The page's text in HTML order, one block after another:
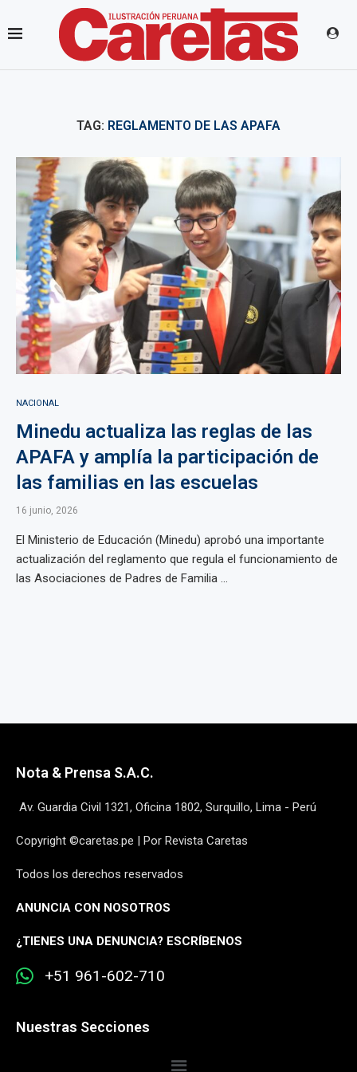
TAG: REGLAMENTO DE LAS APAFA
NACIONAL
Minedu actualiza las reglas de las
APAFA y amplía la participación de
las familias en las escuelas
16 junio, 2026
El Ministerio de Educación (Minedu) aprobó una importante
actualización del reglamento que regula el funcionamiento de
las Asociaciones de Padres de Familia ...
Nota & Prensa S.A.C.
Av. Guardia Civil 1321, Oficina 1802, Surquillo, Lima - Perú
Copyright ©caretas.pe | Por Revista Caretas
Todos los derechos reservados
ANUNCIA CON NOSOTROS
¿TIENES UNA DENUNCIA? ESCRÍBENOS
+51 961-602-710
Nuestras Secciones